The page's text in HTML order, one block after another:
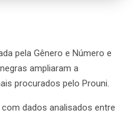
pela Gênero e Número e
ampliaram a
procurados pelo Prouni.
dados analisados entre